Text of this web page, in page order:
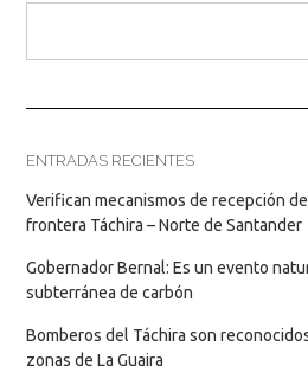
ENTRADAS RECIENTES
Verifican mecanismos de recepción
frontera Táchira – Norte de Santander
Gobernador Bernal: Es un evento
subterránea de carbón
Bomberos del Táchira son
zonas de La Guaira